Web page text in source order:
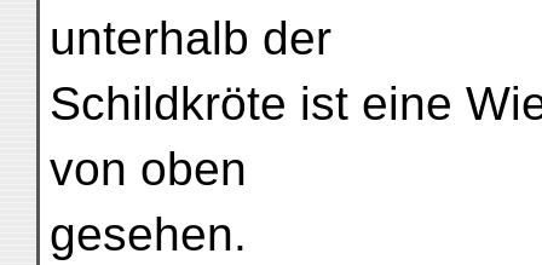
unterhalb der
Schildkröte ist eine
von oben
gesehen.